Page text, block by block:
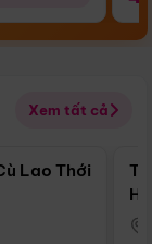
Xem tất cả
nổi bật
Lao Thới